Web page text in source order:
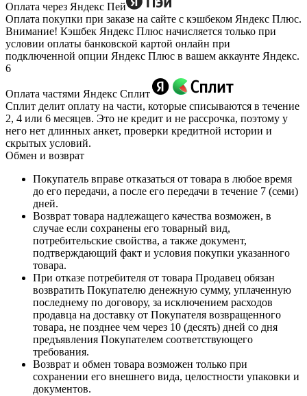
Оплата через Яндекс Пей
Оплата покупки при заказе на сайте с кэшбеком Яндекс Плюс.
Внимание! Кэшбек Яндекс Плюс начисляется только при
условии оплаты банковской картой онлайн при
подключенной опции Яндекс Плюс в вашем аккаунте Яндекс.
6
Оплата частями Яндекс Сплит
Сплит делит оплату на части, которые списываются в течение
2, 4 или 6 месяцев. Это не кредит и не рассрочка, поэтому у
него нет длинных анкет, проверки кредитной истории и
скрытых условий.
Обмен и возврат
Покупатель вправе отказаться от товара в любое время
до его передачи, а после его передачи в течение 7 (семи)
дней.
Возврат товара надлежащего качества возможен, в
случае если сохранены его товарный вид,
потребительские свойства, а также документ,
подтверждающий факт и условия покупки указанного
товара.
При отказе потребителя от товара Продавец обязан
возвратить Покупателю денежную сумму, уплаченную
последнему по договору, за исключением расходов
продавца на доставку от Покупателя возвращенного
товара, не позднее чем через 10 (десять) дней со дня
предъявления Покупателем соответствующего
требования.
Возврат и обмен товара возможен только при
сохранении его внешнего вида, целостности упаковки и
документов.